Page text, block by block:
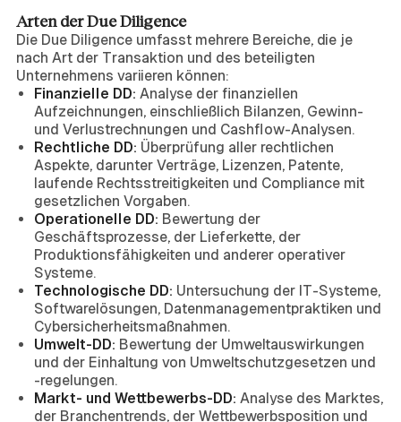
Arten der Due Diligence
Die Due Diligence umfasst mehrere Bereiche, die je
nach Art der Transaktion und des beteiligten
Unternehmens variieren können:
Finanzielle DD: Analyse der finanziellen
Aufzeichnungen, einschließlich Bilanzen, Gewinn-
und Verlustrechnungen und Cashflow-Analysen.
Rechtliche DD: Überprüfung aller rechtlichen
Aspekte, darunter Verträge, Lizenzen, Patente,
laufende Rechtsstreitigkeiten und Compliance mit
gesetzlichen Vorgaben.
Operationelle DD: Bewertung der
Geschäftsprozesse, der Lieferkette, der
Produktionsfähigkeiten und anderer operativer
Systeme.
Technologische DD: Untersuchung der IT-Systeme,
Softwarelösungen, Datenmanagementpraktiken und
Cybersicherheitsmaßnahmen.
Umwelt-DD: Bewertung der Umweltauswirkungen
und der Einhaltung von Umweltschutzgesetzen und
-regelungen.
Markt- und Wettbewerbs-DD: Analyse des Marktes,
der Branchentrends, der Wettbewerbsposition und